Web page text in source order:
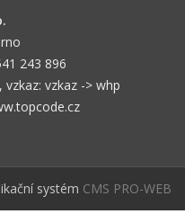
243 896
, vzkaz: vzkaz -> whp
systém CMS PRO-WEB